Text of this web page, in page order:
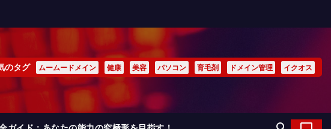
のタグ ムームードメイン 健康 美容 パソコン 育毛剤 ドメイン管理 イクオス